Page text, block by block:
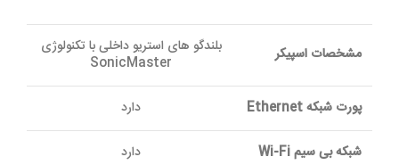
مشخصات اسپیکر بلندگو های استریو داخلی با تکنولوژی
SonicMaster
پورت شبکه Ethernet دارد
شبکه بی سیم Wi-Fi دارد